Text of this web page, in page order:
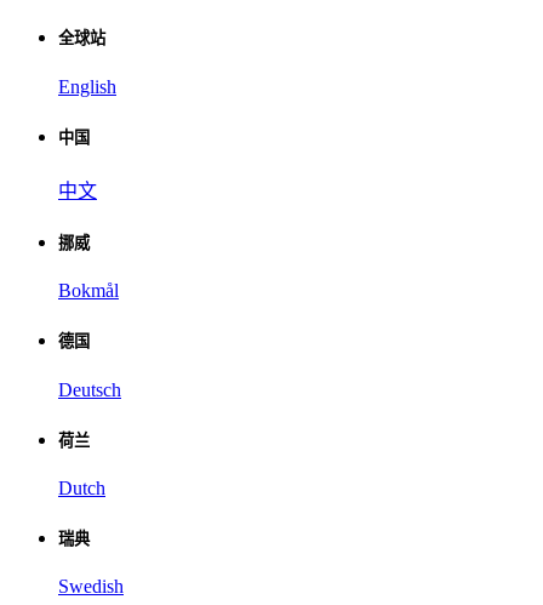
全球站
English
中国
中文
挪威
Bokmål
德国
Deutsch
荷兰
Dutch
瑞典
Swedish